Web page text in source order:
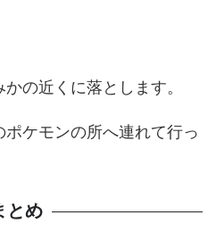
の近くに落とします。
ケモンの所へ連れて行っ
とめ